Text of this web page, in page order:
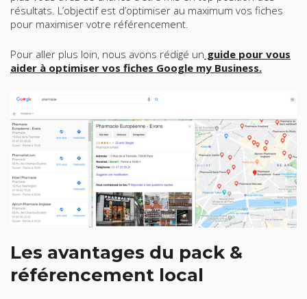
résultats. L’objectif est d’optimiser au maximum vos fiches
pour maximiser votre référencement.
Pour aller plus loin, nous avons rédigé un guide pour vous
aider à optimiser vos fiches Google my Business.
Les avantages du pack &
référencement local